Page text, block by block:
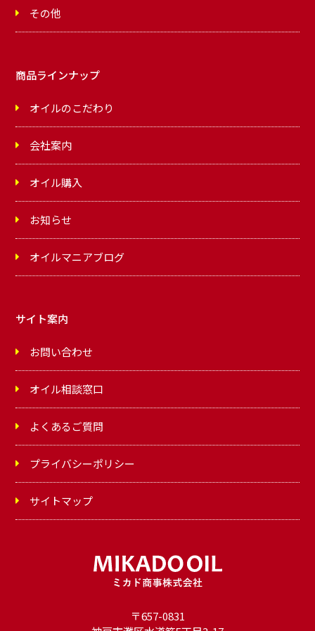
〒657-0831
その他
商品ラインナップ
オイルのこだわり
会社案内
オイル購入
お知らせ
オイルマニアブログ
サイト案内
お問い合わせ
オイル相談窓口
よくあるご質問
プライバシーポリシー
サイトマップ